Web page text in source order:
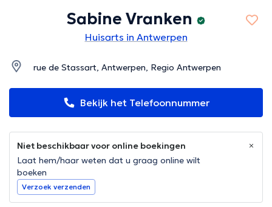
Sabine Vranken
Huisarts in Antwerpen
rue de Stassart, Antwerpen, Regio Antwerpen
Bekijk het Telefoonnummer
Niet beschikbaar voor online boekingen
Laat hem/haar weten dat u graag online wilt
boeken
Verzoek verzenden